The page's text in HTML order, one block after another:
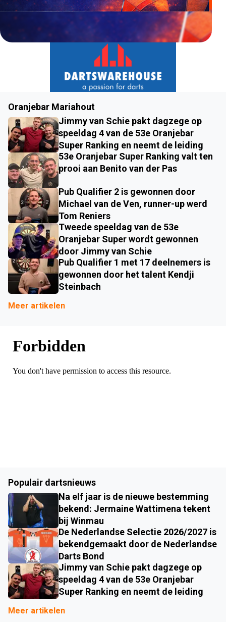
Oranjebar Mariahout
Jimmy van Schie pakt dagzege op
speeldag 4 van de 53e Oranjebar
Super Ranking en neemt de leiding
53e Oranjebar Super Ranking valt ten
prooi aan Benito van der Pas
Pub Qualifier 2 is gewonnen door
Michael van de Ven, runner-up werd
Tom Reniers
Tweede speeldag van de 53e
Oranjebar Super wordt gewonnen
door Jimmy van Schie
Pub Qualifier 1 met 17 deelnemers is
gewonnen door het talent Kendji
Steinbach
Meer artikelen
Populair dartsnieuws
Na elf jaar is de nieuwe bestemming
bekend: Jermaine Wattimena tekent
bij Winmau
De Nederlandse Selectie 2026/2027 is
bekendgemaakt door de Nederlandse
Darts Bond
Jimmy van Schie pakt dagzege op
speeldag 4 van de 53e Oranjebar
Super Ranking en neemt de leiding
Meer artikelen